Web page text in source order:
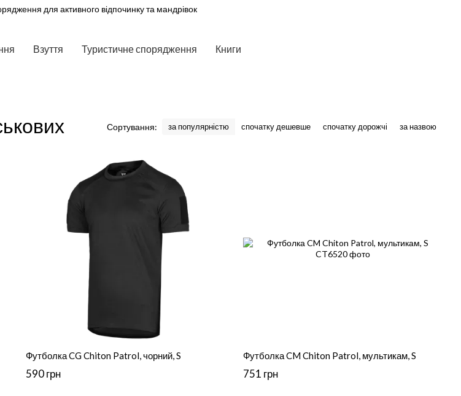
для активного відпочинку та мандрівок
Взуття Туристичне спорядження Книги
Сортування: за популярністю спочатку дешевше спочатку дорожчі за назвою
Футболка CG Chiton Patrol, чорний, S
590 грн
Футболка CM Chiton Patrol, мультикам, S
751 грн